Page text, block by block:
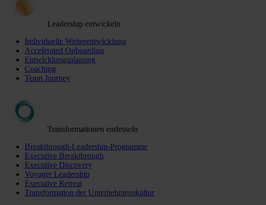
Leadership entwickeln
Individuelle Weiterentwicklung
Accelerated Onboarding
Entwicklungsplanung
Coaching
Team Journey
Transformationen entfesseln
Breakthrough-Leadership-Programme
Executive Breakthrough
Executive Discovery
Voyager Leadership
Executive Retreat
Transformation der Unternehmenskultur